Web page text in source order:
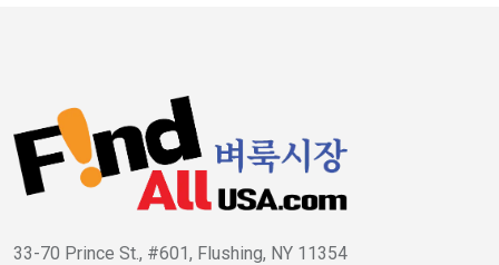
33-70 Prince St., #601, Flushing, NY 11354